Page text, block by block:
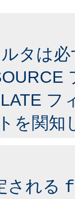
タは
フ
を関知
される